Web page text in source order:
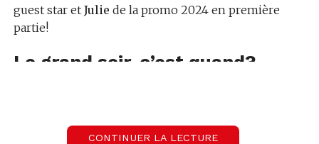
guest star et Julie de la promo 2024 en première
partie!
Le grand soir, c’est quand?
pour une soirée magique et 100% musicale.
CONTINUER LA LECTURE